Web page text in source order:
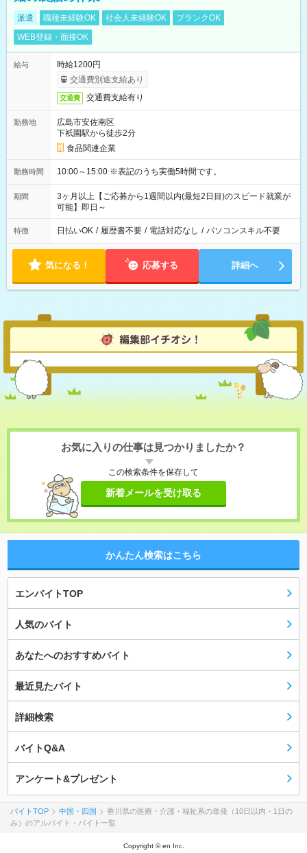
派遣 職種未経験OK 社会人未経験OK
ブランクOK
WEB登録・面接OK
給与
時給1200円
交通費別途支給あり
交通費 交通費支給有り
勤務地
広島市安佐南区
下祇園駅から徒歩2分
食品関連企業
勤務時間 10:00～15:00 ※表記のうち実働5時間です。
期間
3ヶ月以上【ご応募から1週間以内(最短2日目)のスピード就業が
可能】即日～
特徴 日払いOK / 履歴書不要 / 電話対応なし / パソコンスキル不要
気になる！ 応募する 詳細へ
お気に入りの仕事は見つかりましたか？
この検索条件を保存して
新着メールを受け取る
かんたん検索はこちら
エンバイトTOP
人気のバイト
あなたへのおすすめバイト
最近見たバイト
詳細検索
バイトQ&A
アンケート&プレゼント
バイトTOP 中国・四国
香川県の医療・介護・福祉系の単発（10日以内・1日の
み）のアルバイト・バイト一覧
Copyright © en Inc.